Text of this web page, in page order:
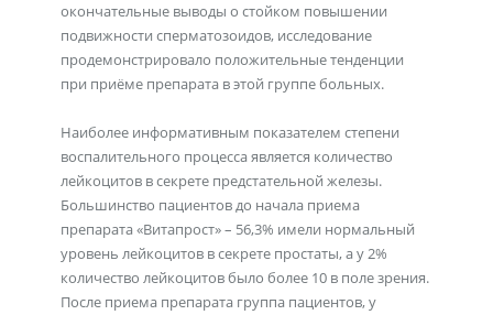
окончательные выводы о стойком повышении
подвижности сперматозоидов, исследование
продемонстрировало положительные тенденции
при приёме препарата в этой группе больных.
Наиболее информативным показателем степени
воспалительного процесса является количество
лейкоцитов в секрете предстательной железы.
Большинство пациентов до начала приема
препарата «Витапрост» – 56,3% имели нормальный
уровень лейкоцитов в секрете простаты, а у 2%
количество лейкоцитов было более 10 в поле зрения.
После приема препарата группа пациентов, у